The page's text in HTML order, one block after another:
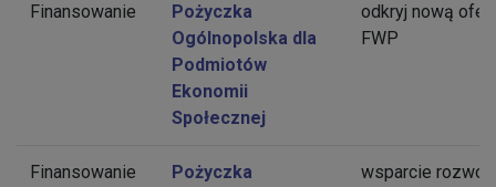
Finansowanie
Pożyczka
Ogólnopolska dla
Podmiotów
Ekonomii
Społecznej
odkryj nową
FWP
Finansowanie
Pożyczka
wsparcie